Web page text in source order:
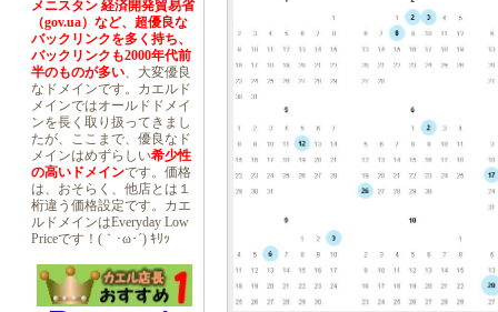
メニスタン 経済開発貿易省
（gov.ua）など、超優良な
バックリンクを多く持ち、
バックリンクも2000年代前
半のものが多い、大変優良
なドメインです。カエルド
メインではオールドドメイ
ンを長く取り扱ってきまし
たが、ここまで、優良なド
メインはめずらしい希少性
の高いドメインです。価格
は、おそらく、他店とは１
桁違う価格設定です。カエ
ルドメインはEveryday Low
Priceです！(｀･ω･´) ｷﾘｯ